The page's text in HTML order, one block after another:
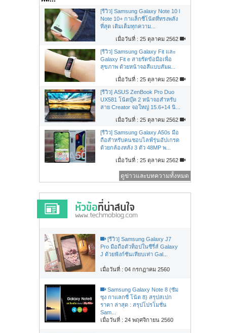
[รีวิว] Samsung Galaxy Note 10 l
Note 10+ กาแล็กซี่โน้ตที่ทรงพลัง
ที่สุด เติมเต็มทุกความ...
เมื่อวันที่ : 25 ตุลาคม 2562
[รีวิว] Samsung Galaxy Fit และ
Galaxy Fit e สายรัดข้อมือเพื่อ
สุขภาพ ด้วยหน้าจอสีแบบสัมผ...
เมื่อวันที่ : 25 ตุลาคม 2562
[รีวิว] ASUS ZenBook Pro Duo
UX581 โน้ตบุ๊ค 2 หน้าจอสำหรับ
สาย Creator จอใหญ่ 15.6+14 นิ...
เมื่อวันที่ : 25 ตุลาคม 2562
[รีวิว] Samsung Galaxy A50s มือ
ถือสำหรับคนชอบไลฟ์รุ่นอัปเกรด
ด้วยกล้องหลัง 3 ตัว 48MP พ...
เมื่อวันที่ : 25 ตุลาคม 2562
ดูข่าวและบทความทั้งหมด
[รีวิว] Samsung Galaxy J7
Pro มือถือตัวท็อปในซีรี่ส์ Galaxy
J ด้วยฟังก์ชันเทียบเท่า Gal...
เมื่อวันที่ : 04 กรกฏาคม 2560
Samsung Galaxy Note 8 (ซัม
ซุง กาแลกซี่ โน้ต 8) สรุปสเปก
ราคา ล่าสุด : สรุปโปรโมชั่น
Sam...
เมื่อวันที่ : 24 พฤศจิกายน 2560